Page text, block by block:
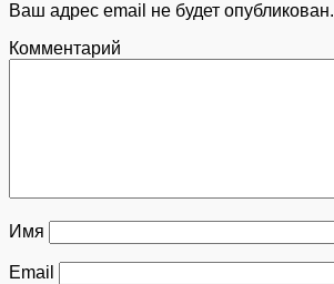
Ваш адрес email не будет опубликован.
Комментарий
Имя
Email